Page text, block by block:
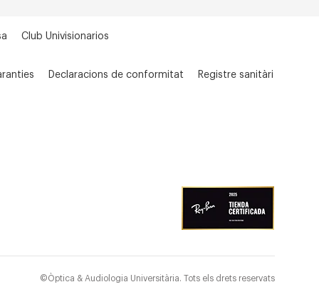
Club Univisionarios
Declaracions de conformitat Registre sanitàri
©Òptica & Audiologia Universitària. Tots els drets reservats